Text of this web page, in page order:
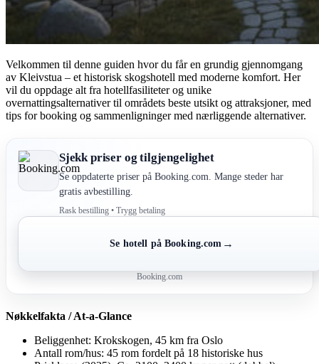
Velkommen til denne guiden hvor du får en grundig gjennomgang
av Kleivstua – et historisk skogshotell med moderne komfort. Her
vil du oppdage alt fra hotellfasiliteter og unike
overnattingsalternativer til områdets beste utsikt og attraksjoner, med
tips for booking og sammenligninger med nærliggende alternativer.
Sjekk priser og tilgjengelighet
Se oppdaterte priser på Booking.com. Mange steder har
gratis avbestilling.
Rask bestilling • Trygg betaling
Se hotell på Booking.com →
Booking.com
Nøkkelfakta / At-a-Glance
Beliggenhet: Krokskogen, 45 km fra Oslo
Antall rom/hus: 45 rom fordelt på 18 historiske hus